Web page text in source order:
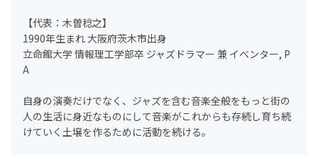
【代表：木曽稔之】
1990年生まれ 大阪府茨木市出身
立命館大学 情報理工学部卒 ジャズドラマー 兼 イベンター, P
A
自身の演奏だけでなく、ジャズを含む音楽全般をもっと街の
人の生活に身近なものにして音楽がこれからも存続し育ち続
けていく土壌を作るために活動を続ける。